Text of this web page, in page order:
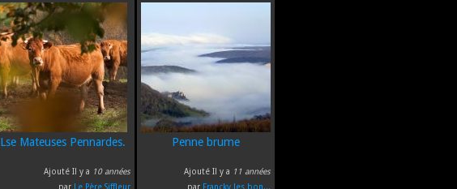
Lse Mateuses Pennardes.
Ajouté Il y a 10 années
par Le Père Siffleur
Penne brume
Ajouté Il y a 11 années
par Francky les bon...